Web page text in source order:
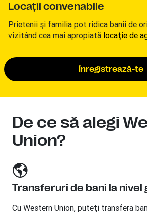
Locaţii convenabile
Prietenii şi familia pot ridica banii de
vizitând cea mai apropiată locaţie de
Înregistrează-te
De ce să alegi
Union?
Transferuri de bani la nivel
Cu Western Union, puteţi transfera